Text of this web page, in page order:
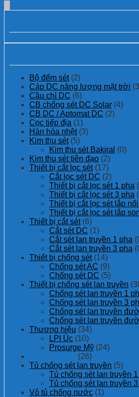
Bộ đếm sét (2)
Cáp DC năng lượng mặt trời
Cầu chì DC (6)
CB chống sét DC Solar (4)
CB DC / Aptomat DC (2)
Cọc tiếp địa (1)
Hàn hóa nhệt (3)
Kim thu sét (5)
Kim thu sét Bakiral (0)
Kim thu sét tiên đạo (2)
Thiết bị cắt lọc sét (17)
Cắt lọc sét DC (2)
Thiết bị cắt lọc sét 1 pha
Thiết bị cắt lọc sét 3 pha
Thiết bị cắt lọc sét lắp
Thiết bị cắt lọc sét lắp
Thiết bị cắt sét (6)
Cắt sét DC (1)
Cắt sét lan truyền 1 pha
Cắt sét lan truyền 3 pha
Thiết bị chống sét (14)
Chống sét AC (9)
Chống sét DC (5)
Thiết bị chống sét lan truyền
Chống sét lan truyền 1
Chống sét lan truyền 3
Chống sét lan truyền
Chống sét lan truyền
Thương hiệu (34)
LPI Úc (10)
Prosurge Mỹ (24)
(26)
Tủ chống sét lan truyền (5)
Tủ chống sét lan truyền
Tủ chống sét lan truyền
Vỏ tủ chống nước (1)